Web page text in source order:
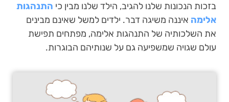
בזכות הנכונות שלנו להגיב, הילד שלנו מבין כי התנהגות
אלימה איננה משיגה דבר. ילדים למשל שאינם מבינים
את השלכותיה של התנהגות אלימה, מפתחים תפישת
עולם שגויה שמשפיעה גם על שנותיהם הבוגרות.